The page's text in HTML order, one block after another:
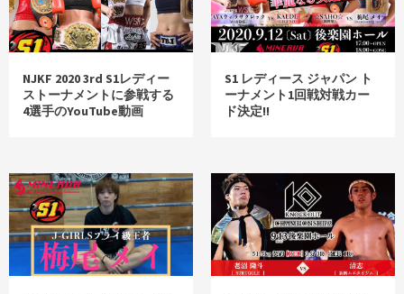
NJKF 2020 3rd S1レディー
ストーナメントに参戦する
4選手のYouTube動画
S1 レディース ジャパン ト
ーナメント1回戦対戦カー
ド決定!!